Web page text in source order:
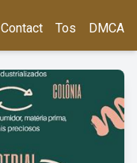
Contact Tos DMCA